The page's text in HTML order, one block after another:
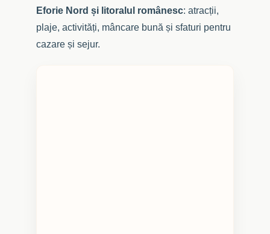
Eforie Nord și litoralul românesc: atracții,
plaje, activități, mâncare bună și sfaturi pentru
cazare și sejur.